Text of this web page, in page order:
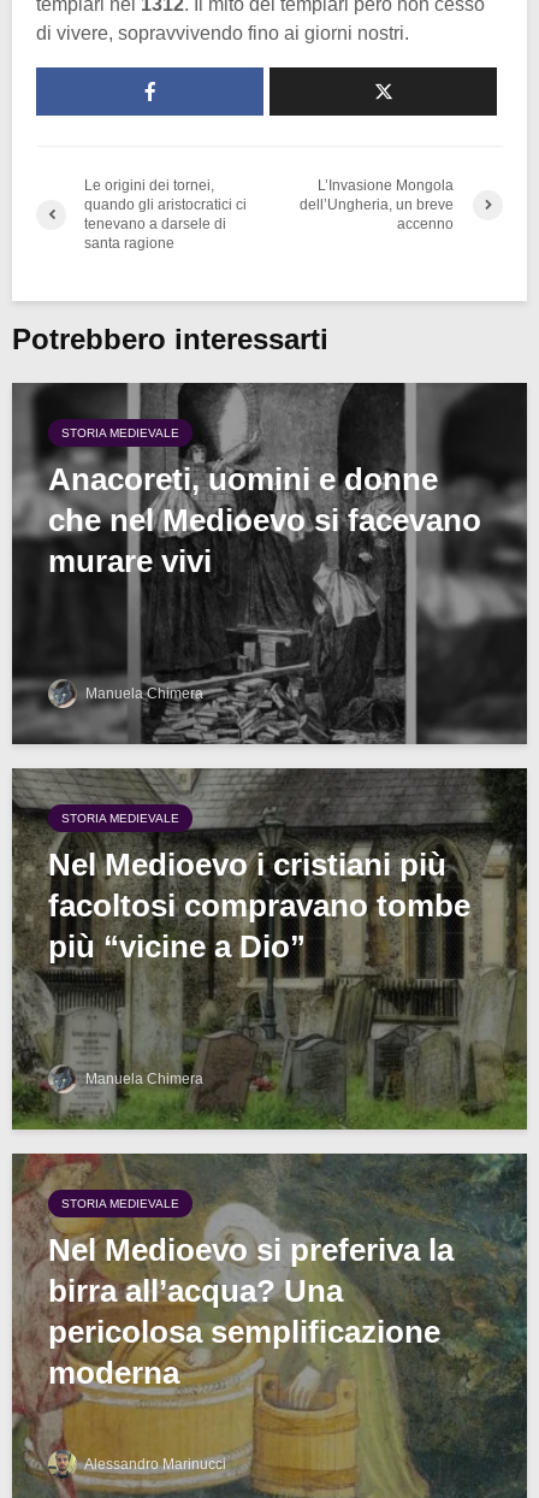
templari nel 1312. Il mito dei templari però non cessò
di vivere, sopravvivendo fino ai giorni nostri.
Le origini dei tornei,
quando gli aristocratici ci
tenevano a darsele di
santa ragione
L’Invasione Mongola
dell’Ungheria, un breve
accenno
Potrebbero interessarti
STORIA MEDIEVALE
Anacoreti, uomini e donne
che nel Medioevo si facevano
murare vivi
Manuela Chimera
STORIA MEDIEVALE
Nel Medioevo i cristiani più
facoltosi compravano tombe
più “vicine a Dio”
Manuela Chimera
STORIA MEDIEVALE
Nel Medioevo si preferiva la
birra all’acqua? Una
pericolosa semplificazione
moderna
Alessandro Marinucci